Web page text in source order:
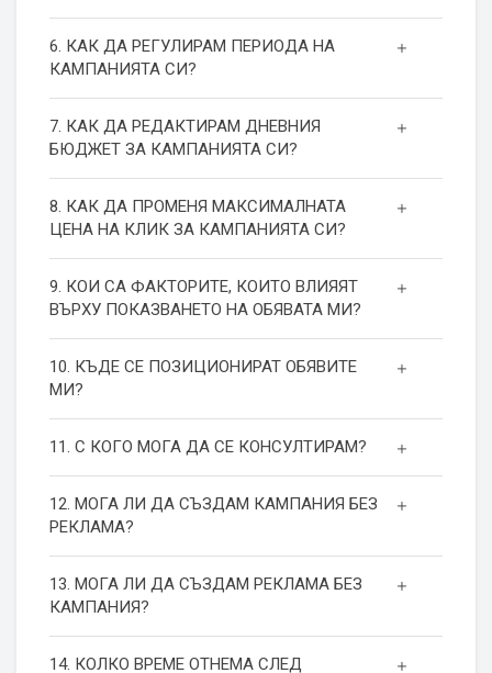
6. КАК ДА РЕГУЛИРАМ ПЕРИОДА НА
КАМПАНИЯТА СИ?
7. КАК ДА РЕДАКТИРАМ ДНЕВНИЯ
БЮДЖЕТ ЗА КАМПАНИЯТА СИ?
8. КАК ДА ПРОМЕНЯ МАКСИМАЛНАТА
ЦЕНА НА КЛИК ЗА КАМПАНИЯТА СИ?
9. КОИ СА ФАКТОРИТЕ, КОИТО ВЛИЯЯТ
ВЪРХУ ПОКАЗВАНЕТО НА ОБЯВАТА МИ?
10. КЪДЕ СЕ ПОЗИЦИОНИРАТ ОБЯВИТЕ
МИ?
11. С КОГО МОГА ДА СЕ КОНСУЛТИРАМ?
12. МОГА ЛИ ДА СЪЗДАМ КАМПАНИЯ БЕЗ
РЕКЛАМА?
13. МОГА ЛИ ДА СЪЗДАМ РЕКЛАМА БЕЗ
КАМПАНИЯ?
14. КОЛКО ВРЕМЕ ОТНЕМА СЛЕД